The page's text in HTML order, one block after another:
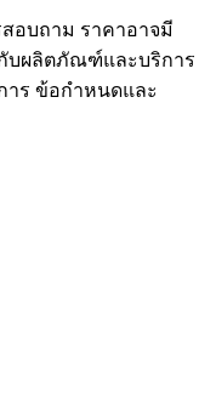
อบถาม ราคาอาจมี
บผลิตภัณฑ์และบริการ
าร ข้อกำหนดและ